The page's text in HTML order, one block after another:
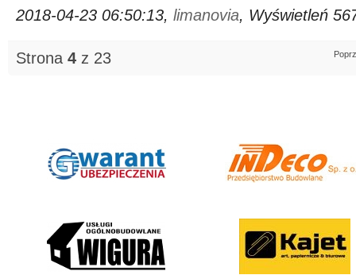
2018-04-23 06:50:13, limanovia, Wyświetleń
Strona 4 z 23